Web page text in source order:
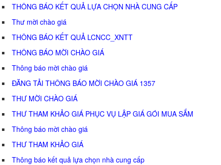
THÔNG BÁO KẾT QUẢ LỰA CHỌN NHÀ CUNG CẤP
Thư mời chào giá
THÔNG BÁO KẾT QUẢ LCNCC_XNTT
THÔNG BÁO MỜI CHÀO GIÁ
Thông báo mời chào giá
ĐĂNG TẢI THÔNG BÁO MỜI CHÀO GIÁ 1357
THƯ MỜI CHÀO GIÁ
THƯ THAM KHẢO GIÁ PHỤC VỤ LẬP GIÁ GÓI MUA SẮM
Thông báo mời chào giá
THƯ THAM KHẢO GIÁ
Thông báo kết quả lựa chọn nhà cung cấp